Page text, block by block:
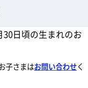
30日頃の生まれのお
子さまはお問い合わせく